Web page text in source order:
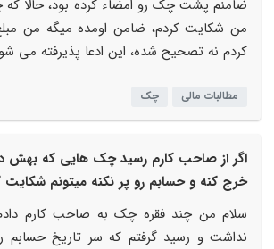
ضامنم پشت چک رو امضاء کرده بود، حالا
من شکایت کردم، ضامن اومده میگه من
کردم نه تصحیح شده، این ادعا پذیرفته می
مطالبات مالی چک
اگر از صاحب کارم رسید چک هایی که بهش
خرج کنه و حسابم رو پر نکنه میتونم شکایت
سلام من چند فقره چک به صاحب کارم
نداشت و رسید گرفتم که سر تاریخ حسابم